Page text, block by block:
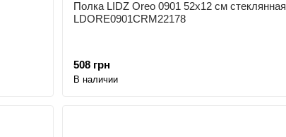
Полка LIDZ Oreo 0901 52х12 см стеклянная
LDORE0901CRM22178
508 грн
В наличии